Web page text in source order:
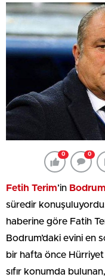
0 0
Fetih Terim’in Bodrum
süredir konuşuluyordu.
haberine göre Fatih
Bodrum’daki evini en
bir hafta önce
sıfır konumda bulunan,